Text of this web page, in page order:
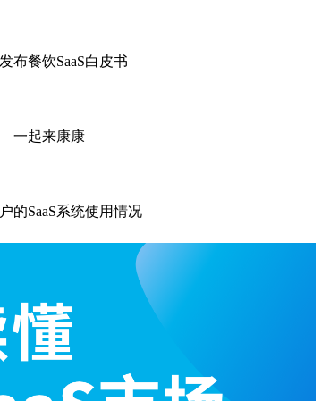
布餐饮SaaS白皮书
一起来康康
的SaaS系统使用情况